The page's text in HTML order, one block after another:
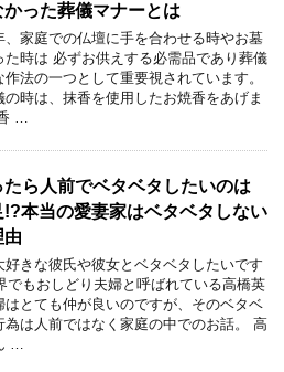
かった葬儀マナーとは
、家庭での仏壇に手を合わせる時やお墓
た時は 必ずお供えする必需品であり葬儀
作法の一つとして重要視されています。
の時は、抹香を使用したお焼香をあげま
…
ら人前でベタベタしたいのは
!?本当の愛妻家はベタベタしない
由
好きな彼氏や彼女とベタベタしたいです
でもおしどり夫婦と呼ばれている高橋英
はとても仲が良いのですが、そのベタベ
為は人前ではなく家庭の中でのお話。 高
…